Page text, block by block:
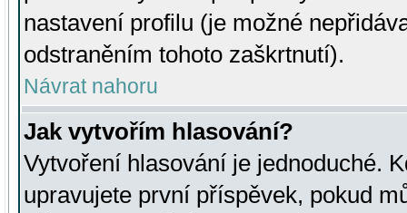
nastavení profilu (je možné
odstraněním tohoto zaškrtnutí).
Návrat nahoru
Jak vytvořím hlasování?
Vytvoření hlasování je jednoduché.
upravujete první příspěvek, pokud